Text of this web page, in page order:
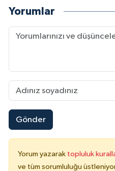
Yorumlar
Gönder
Yorum yazarak topluluk
ve tüm sorumluluğu